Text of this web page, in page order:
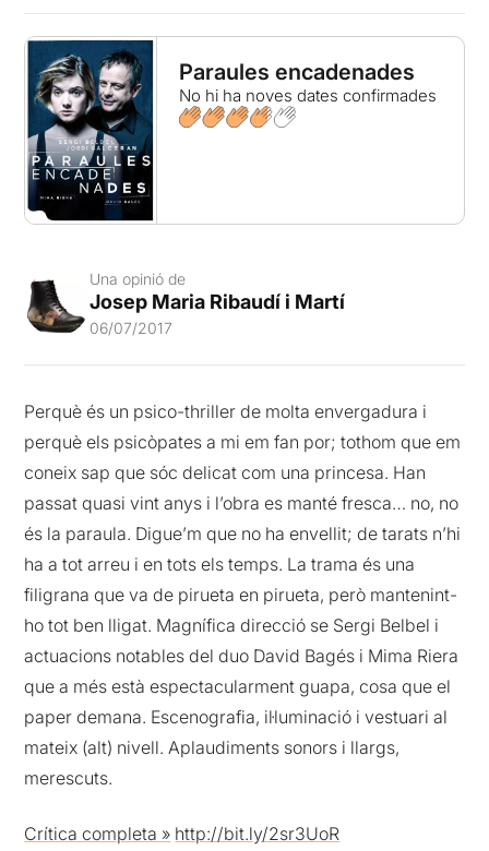
Paraules encadenades
No hi ha noves dates confirmades
Una opinió de
Josep Maria Ribaudí i Martí
06/07/2017
Perquè és un psico-thriller de molta envergadura i
perquè els psicòpates a mi em fan por; tothom que em
coneix sap que sóc delicat com una princesa. Han
passat quasi vint anys i l’obra es manté fresca… no, no
és la paraula. Digue’m que no ha envellit; de tarats n’hi
ha a tot arreu i en tots els temps. La trama és una
filigrana que va de pirueta en pirueta, però mantenint-
ho tot ben lligat. Magnífica direcció se Sergi Belbel i
actuacions notables del duo David Bagés i Mima Riera
que a més està espectacularment guapa, cosa que el
paper demana. Escenografia, il·luminació i vestuari al
mateix (alt) nivell. Aplaudiments sonors i llargs,
merescuts.
Crítica completa » http://bit.ly/2sr3UoR